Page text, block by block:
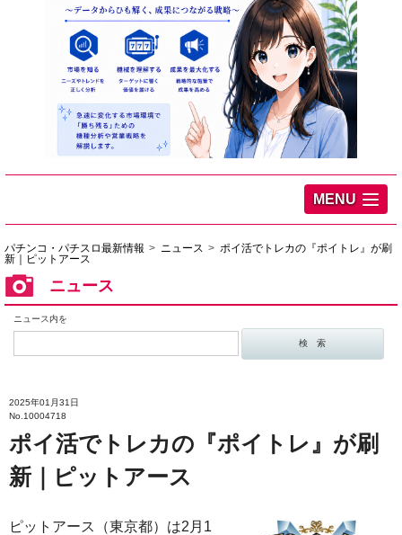
MENU
パチンコ・パチスロ最新情報 ニュース
ポイ活でトレカの『ポイトレ』が刷
新｜ピットアース
ニュース
ニュース内を
2025年01月31日
No.10004718
ポイ活でトレカの『ポイトレ』が刷
新｜ピットアース
ピットアース（東京都）は2月1